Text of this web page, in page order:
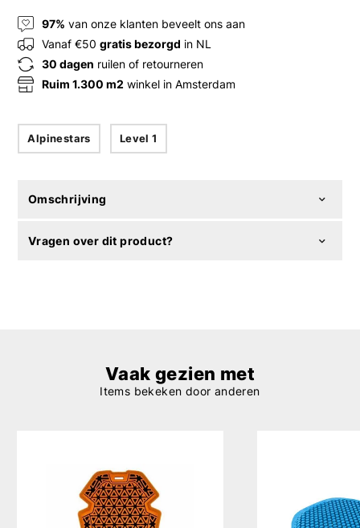
97% van onze klanten beveelt ons aan
Vanaf €50gratis bezorgd in NL
30 dagen ruilen of retourneren
Ruim 1.300 m2 winkel in Amsterdam
Alpinestars Level 1
Omschrijving
Vragen over dit product?
Vaak gezien met
Items bekeken door anderen